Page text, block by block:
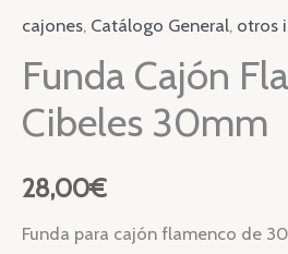
cajones, Catálogo General, otros
Funda Cajón
Cibeles 30mm
28,00€
Funda para cajón flamenco de